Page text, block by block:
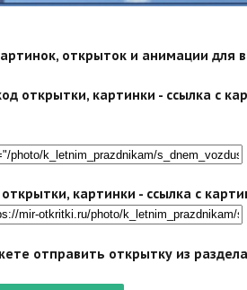
открыток и анимации для
открытки, картинки - ссылка с
открытки, картинки - ссылка с
отправить открытку из